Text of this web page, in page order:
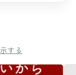
する